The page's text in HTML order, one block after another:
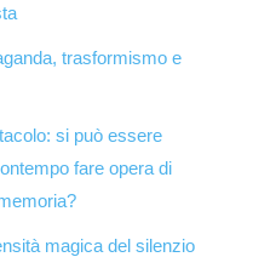
trasformismo e
si può essere
fare opera di
magica del silenzio